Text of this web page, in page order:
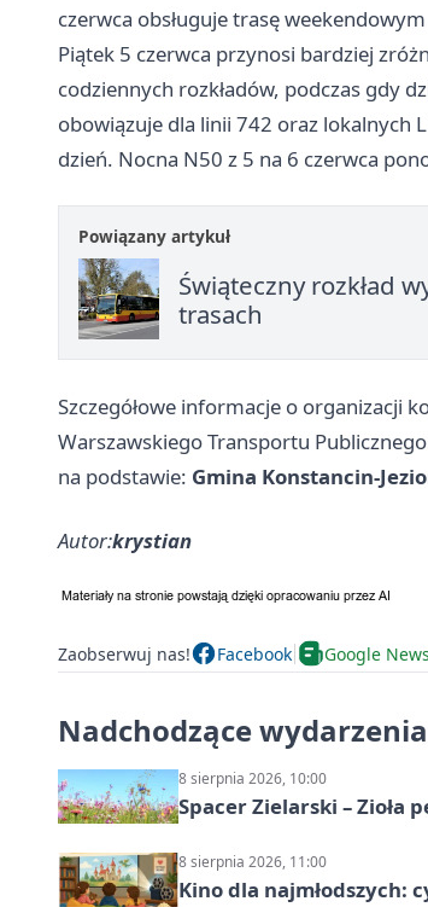
czerwca obsługuje trasę
Piątek 5 czerwca przynosi bardziej
codziennych rozkładów, podczas gdy
obowiązuje dla linii 742 oraz lokalnych
dzień. Nocna N50 z 5 na 6 czerwca
Powiązany artykuł
Świąteczny rozkład
trasach
Szczegółowe informacje o organizacji
Warszawskiego Transportu
na podstawie: Gmina Konstancin-
Autor:krystian
Zaobserwuj nas! Facebook Google News
Nadchodzące wydarzenia
8 sierpnia 2026, 10:00
Spacer Zielarski – Zioła
8 sierpnia 2026, 11:00
Kino dla najmłodszych: